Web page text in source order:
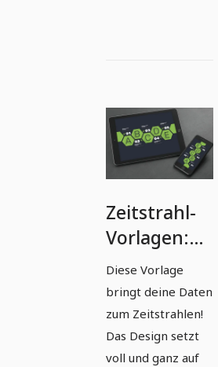
Zeitstrahl-
Vorlagen:
Moderne
Timelines
erstellen –
Version 5
Diese Vorlage
bringt deine Daten
zum Zeitstrahlen!
Das Design setzt
voll und ganz auf